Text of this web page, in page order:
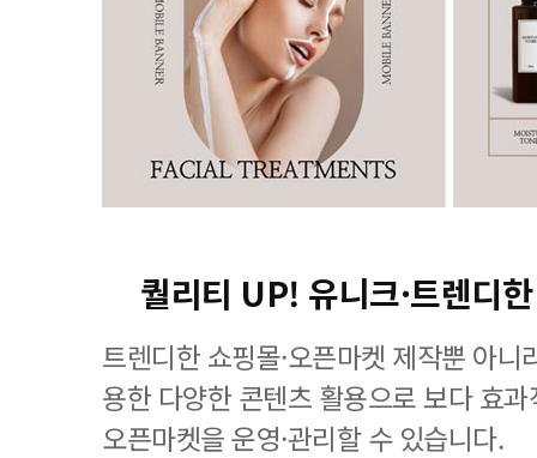
퀄리티 UP! 유니크·트렌디
트렌디한 쇼핑몰·오픈마켓 제작뿐 아
용한 다양한 콘텐츠 활용으로 보다 효
오픈마켓을 운영·관리할 수 있습니다.